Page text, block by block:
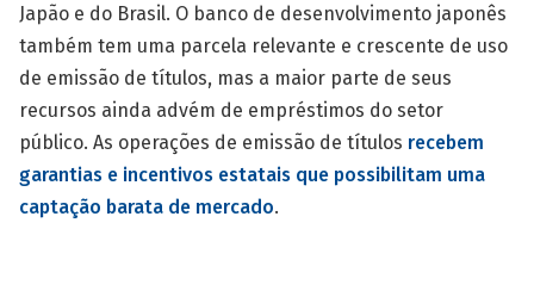
Japão e do Brasil. O banco de desenvolvimento japonês
também tem uma parcela relevante e crescente de uso
de emissão de títulos, mas a maior parte de seus
recursos ainda advém de empréstimos do setor
público. As operações de emissão de títulos recebem
garantias e incentivos estatais que possibilitam uma
captação barata de mercado.